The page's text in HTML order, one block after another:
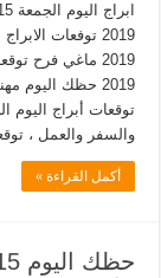
والسفر والعمل ،
أكمل القراءة »